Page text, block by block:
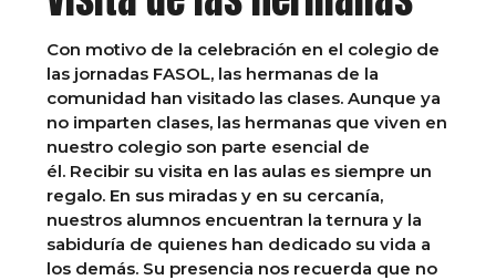
Con motivo de la celebración en el colegio de
las jornadas FASOL, las hermanas de la
comunidad han visitado las clases. Aunque ya
no imparten clases, las hermanas que viven en
nuestro colegio son parte esencial de
él. Recibir su visita en las aulas es siempre un
regalo. En sus miradas y en su cercanía,
nuestros alumnos encuentran la ternura y la
sabiduría de quienes han dedicado su vida a
los demás. Su presencia nos recuerda que no